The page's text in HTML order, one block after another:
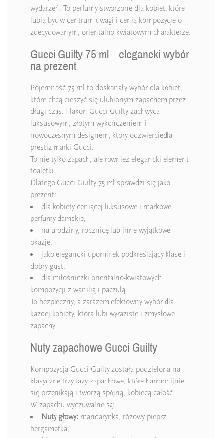
wydarzeń. To perfumy stworzone dla kobiet, które
lubią być w centrum uwagi i cenią kompozycje o
zdecydowanym, orientalno-kwiatowym charakterze.
Gucci Guilty 75 ml – elegancki wybór
na prezent
Pojemność 75 ml to doskonały wybór dla kobiet,
które chcą cieszyć się ulubionym zapachem przez
długi czas. Flakon Gucci Guilty zachwyca
luksusowym, złotym wykończeniem i
nowoczesnym designem, który odzwierciedla
prestiż marki Gucci.
To nie tylko zapach, ale również elegancki element
toaletki.
Dlatego Gucci Guilty 75 ml sprawdzi się jako
prezent:
dla kobiety ceniącej luksusowe i markowe
perfumy damskie,
na urodziny, rocznicę lub inne wyjątkowe
okazje,
jako elegancki upominek podkreślający klasę i
dobry gust,
dla miłośniczki orientalno-kwiatowych
kompozycji z wanilią i paczulą.
To bezpieczny, a zarazem efektowny wybór dla
każdej kobiety, która lubi wyraziste i zmysłowe
zapachy.
Nuty zapachowe Gucci Guilty
Kompozycja Gucci Guilty została podzielona na
klasyczne trzy fazy zapachowe, które harmonijnie
się przenikają i tworzą spójną, kobiecą całość.
W zapachu wyczuwalne są:
Nuty głowy: mandarynka, różowy pieprz,
bergamotka,